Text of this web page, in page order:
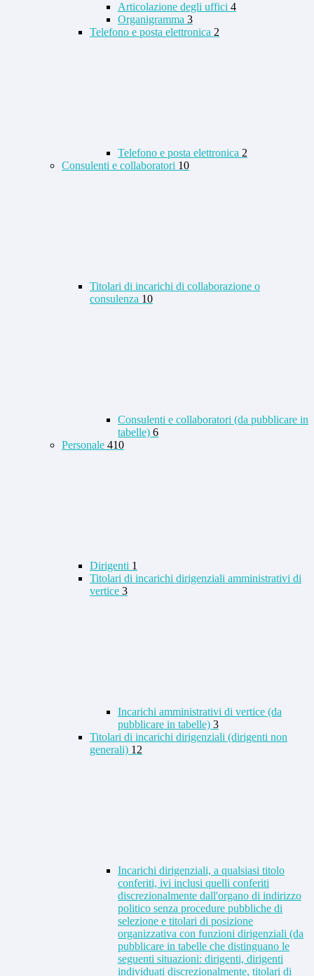
Articolazione degli uffici 4
Organigramma 3
Telefono e posta elettronica 2
Telefono e posta elettronica 2
Consulenti e collaboratori 10
Titolari di incarichi di collaborazione o
consulenza 10
Consulenti e collaboratori (da pubblicare in
tabelle) 6
Personale 410
Dirigenti 1
Titolari di incarichi dirigenziali amministrativi di
vertice 3
Incarichi amministrativi di vertice (da
pubblicare in tabelle) 3
Titolari di incarichi dirigenziali (dirigenti non
generali) 12
Incarichi dirigenziali, a qualsiasi titolo
conferiti, ivi inclusi quelli conferiti
discrezionalmente dall'organo di indirizzo
politico senza procedure pubbliche di
selezione e titolari di posizione
organizzativa con funzioni dirigenziali (da
pubblicare in tabelle che distinguano le
seguenti situazioni: dirigenti, dirigenti
individuati discrezionalmente, titolari di